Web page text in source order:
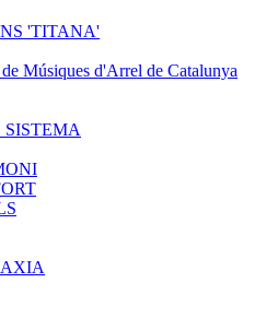
'TITANA'
Músiques d'Arrel de Catalunya
SISTEMA